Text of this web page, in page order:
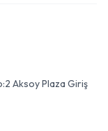
Aksoy Plaza Giriş